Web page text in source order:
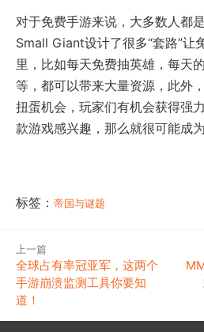
对于免费手游来说，大多数人都
Small Giant设计了很多“套路”让
里，比如每天免费抽英雄，每天
等，都可以带来大量资源，此外
扭蛋机会，玩家们有机会获得强
款游戏感兴趣，那么就很可能成为
标签： 帝国与谜题
上一篇
全球占有率冠亚军，这两个
手游崩溃监测工具你要知
道！